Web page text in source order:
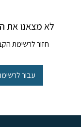
לא מצאנו את
חזור לרשימת
עבור